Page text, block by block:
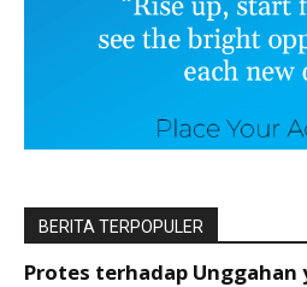
BERITA TERPOPULER